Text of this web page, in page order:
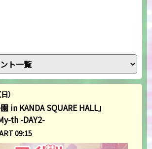
）
in KANDA SQUARE HALL」
th -DAY2-
09:15